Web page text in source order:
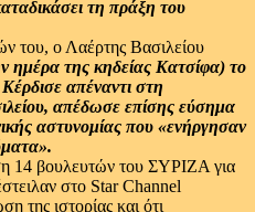
τη πράξη του
του, ο Λαέρτης Βασιλείου
ημέρα της κηδείας Κατσίφα) το
απέναντι στη
απέδωσε επίσης εύσημα
αστυνομίας που «ενήργησαν
14 βουλευτών του ΣΥΡΙΖΑ για
στο Star Channel
της ιστορίας και ότι